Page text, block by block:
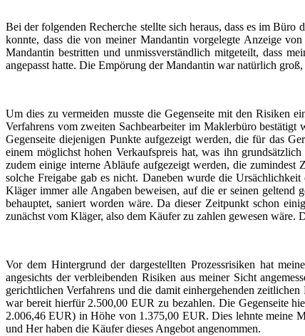
Bei der folgenden Recherche stellte sich heraus, dass es im Büro
konnte, dass die von meiner Mandantin vorgelegte Anzeige
Mandantin bestritten und unmissverständlich mitgeteilt, dass
angepasst hatte. Die Empörung der Mandantin war natürlich
Um dies zu vermeiden musste die Gegenseite mit den Risiken
Verfahrens vom zweiten Sachbearbeiter im Maklerbüro
Gegenseite diejenigen Punkte aufgezeigt werden, die für das
einem möglichst hohen Verkaufspreis hat, was ihn
zudem einige interne Abläufe aufgezeigt werden, die
solche Freigabe gab es nicht. Daneben wurde die
Kläger immer alle Angaben beweisen, auf die er seinen geltend
behauptet, saniert worden wäre. Da dieser Zeitpunkt schon
zunächst vom Kläger, also dem Käufer zu zahlen gewesen wäre.
Vor dem Hintergrund der dargestellten Prozessrisiken hat
angesichts der verbleibenden Risiken aus meiner Sicht
gerichtlichen Verfahrens und die damit einhergehenden
war bereit hierfür 2.500,00 EUR zu bezahlen. Die Gegenseite
2.006,46 EUR) in Höhe von 1.375,00 EUR. Dies lehnte meine
und Her haben die Käufer dieses Angebot angenommen.